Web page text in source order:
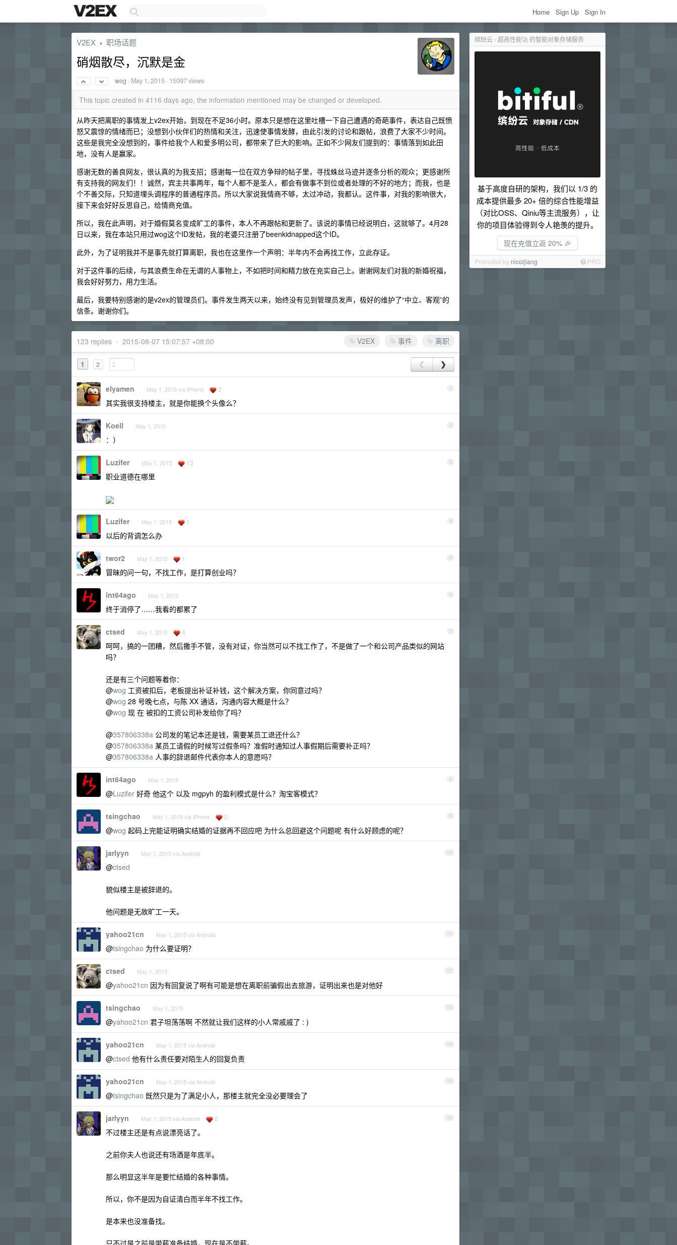
Home Sign Up Sign In
缤纷云 - 超高性能🚀 的智能对象存储服务
基于高度自研的架构，我们以 1/3 的
成本提供最多 20+ 倍的综合性能增益
（对比OSS、Qiniu等主流服务），让
你的项目体验得到令人艳羡的提升。
现在充值立返 20% 🎉
Promoted by nicoljiang PRO
V2EX › 职场话题
硝烟散尽，沉默是金
wog · May 1, 2015 · 15097 views
This topic created in 4116 days ago, the information mentioned may be changed or developed.
从昨天把离职的事情发上v2ex开始，到现在不足36小时。原本只是想在这里吐槽一下自己遭遇的奇葩事件，表达自己既愤
怒又震惊的情绪而已；没想到小伙伴们的热情和关注，迅速使事情发酵，由此引发的讨论和跟帖，浪费了大家不少时间。
这些是我完全没想到的，事件给我个人和爱多明公司，都带来了巨大的影响。正如不少网友们提到的：事情落到如此田
地，没有人是赢家。
感谢无数的善良网友，很认真的为我支招；感谢每一位在双方争辩的帖子里，寻找蛛丝马迹并逐条分析的观众；更感谢所
有支持我的网友们！！诚然，宾主共事两年，每个人都不是圣人，都会有做事不到位或者处理的不好的地方；而我，也是
个不善交际，只知道埋头调程序的普通程序员。所以大家说我情商不够，太过冲动，我都认。这件事，对我的影响很大，
接下来会好好反思自己，给情商充值。
所以，我在此声明，对于婚假莫名变成旷工的事件，本人不再跟帖和更新了。该说的事情已经说明白，这就够了。4月28
日以来，我在本站只用过wog这个ID发帖，我的老婆只注册了beenkidnapped这个ID。
此外，为了证明我并不是事先就打算离职，我也在这里作一个声明：半年内不会再找工作，立此存证。
对于这件事的后续，与其浪费生命在无谓的人事物上，不如把时间和精力放在充实自己上。谢谢网友们对我的新婚祝福，
我会好好努力，用力生活。
最后，我要特别感谢的是v2ex的管理员们。事件发生两天以来，始终没有见到管理员发声，极好的维护了“中立、客观”的
信条。谢谢你们。
V2EX 事件 离职
123 replies • 2015-08-07 15:07:57 +08:00
1 2 ❮ ❯
1
elyamen May 1, 2015 via iPhone 2
其实我很支持楼主，就是你能换个头像么？
2
Koell May 1, 2015
：）
3
Luzifer May 1, 2015 13
职业道德在哪里
4
Luzifer May 1, 2015 1
以后的背调怎么办
5
twor2 May 1, 2015 1
冒昧的问一句，不找工作，是打算创业吗？
6
int64ago May 1, 2015
终于消停了……我看的都累了
7
ctsed May 1, 2015 4
呵呵，搞的一团糟，然后撒手不管，没有对证，你当然可以不找工作了，不是做了一个和公司产品类似的网站
吗？
还是有三个问题等着你：
@wog 工资被扣后，老板提出补证补钱，这个解决方案，你同意过吗？
@wog 28 号晚七点，与陈 XX 通话，沟通内容大概是什么？
@wog 现 在 被扣的工资公司补发给你了吗？
@357806338a 公司发的笔记本还是钱，需要某员工退还什么？
@357806338a 某员工请假的时候写过假条吗？准假时通知过人事假期后需要补正吗？
@357806338a 人事的辞退邮件代表你本人的意愿吗？
8
int64ago May 1, 2015
@Luzifer 好奇 他这个 以及 mgpyh 的盈利模式是什么？淘宝客模式？
9
tsingchao May 1, 2015 via iPhone 2
@wog 起码上完能证明确实结婚的证据再不回应吧 为什么总回避这个问题呢 有什么好顾虑的呢？
10
jarlyyn May 1, 2015 via Android
@ctsed
貌似楼主是被辞退的。
他问题是无故旷工一天。
11
yahoo21cn May 1, 2015 via Android
@tsingchao 为什么要证明？
12
ctsed May 1, 2015
@yahoo21cn 因为有回复说了啊有可能是想在离职前骗假出去旅游，证明出来也是对他好
13
tsingchao May 1, 2015
@yahoo21cn 君子坦荡荡啊 不然就让我们这样的小人常戚戚了 : )
14
yahoo21cn May 1, 2015 via Android
@ctsed 他有什么责任要对陌生人的回复负责
15
yahoo21cn May 1, 2015 via Android
@tsingchao 既然只是为了满足小人，那楼主就完全没必要理会了
16
jarlyyn May 1, 2015 via Android 2
不过楼主还是有点说漂亮话了。
之前你夫人也说还有场酒是年底半。
那么明显这半年是要忙结婚的各种事情。
所以，你不是因为自证清白而半年不找工作。
是本来也没准备找。
只不过是之前是带薪准备结婚，现在是不带薪。